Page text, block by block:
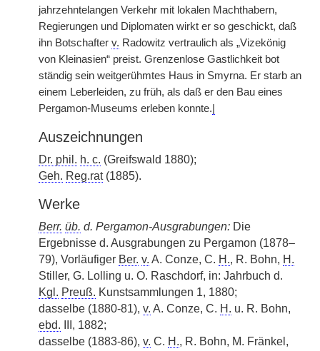
jahrzehntelangen Verkehr mit lokalen Machthabern,
Regierungen und Diplomaten wirkt er so geschickt, daß
ihn Botschafter v. Radowitz vertraulich als „Vizekönig
von Kleinasien“ preist. Grenzenlose Gastlichkeit bot
ständig sein weitgerühmtes Haus in Smyrna. Er starb an
einem Leberleiden, zu früh, als daß er den Bau eines
Pergamon-Museums erleben konnte.
Auszeichnungen
Dr. phil. h. c. (Greifswald 1880);
Geh. Reg.rat(1885).
Werke
Berr. üb. d. Pergamon-Ausgrabungen: Die
Ergebnisse d. Ausgrabungen zu Pergamon (1878–
79), Vorläufiger Ber. v. A. Conze, C. H., R. Bohn, H.
Stiller, G. Lolling u. O. Raschdorf, in: Jahrbuch d.
Kgl. Preuß. Kunstsammlungen 1, 1880;
dasselbe (1880-81), v. A. Conze, C. H. u. R. Bohn,
ebd. III, 1882;
dasselbe (1883-86), v. C. H., R. Bohn, M. Fränkel,